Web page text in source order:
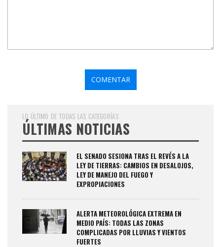
LO ÚLTIMO DE TODAS LAS CATEGORÍAS
ÚLTIMAS NOTICIAS
EL SENADO SESIONA TRAS EL REVÉS A LA
LEY DE TIERRAS: CAMBIOS EN DESALOJOS,
LEY DE MANEJO DEL FUEGO Y
EXPROPIACIONES
ALERTA METEOROLÓGICA EXTREMA EN
MEDIO PAÍS: TODAS LAS ZONAS
COMPLICADAS POR LLUVIAS Y VIENTOS
FUERTES